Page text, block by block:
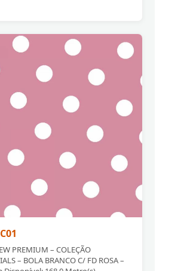
PREMIUM – COLEÇÃO
– BOLA BRANCO C/ FD ROSA –